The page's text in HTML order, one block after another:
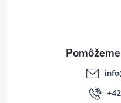
info